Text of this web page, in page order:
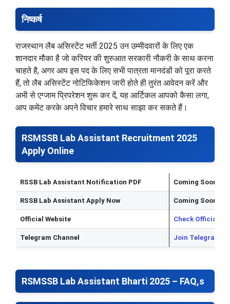
निष्कर्ष
राजस्थान लैब असिस्टेंट भर्ती 2025 उन उम्मीदवारों के लिए एक
शानदार मौका है जो करियर की शुरुआत सरकारी नौकरी के साथ करना
चाहते है, अगर आप इस पद के लिए सभी पात्रता मानदंडों को पूरा करते
हैं, तो लैब असिस्टेंट नोटिफिकेशन जारी होते ही तुरंत आवेदन करें और
अभी से एग्जाम प्रिपरेशन शुरू कर दें, यह आर्टिकल आपको कैसा लगा,
आप कमेंट करके अपने विचार हमारे साथ साझा कर सकते हैं।
RSMSSB Lab Assistant Recruitment 2025
Apply Online
RSSB Lab Assistant Notification PDF Coming Soon
RSSB Lab Assistant Apply Now Coming Soon
Official Website Check Official
Telegram Channel Join Telegram
RSMSSB Lab Assistant Bharti 2025 – FAQ,s